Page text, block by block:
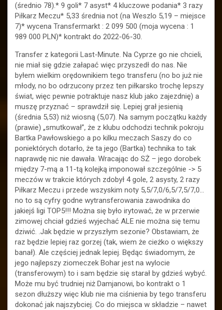
(średnio 78).* 9 goli* 7 asyst* 4 kluczowe podania* 3 razy
Piłkarz Meczu* 5,33 średnia not (na Weszlo 5,19 – miejsce
7)* wycena Transfermarkt : 2 099 500 (moja wycena : 1
989 000 PLN)* kontrakt do 2022-06-30.
Transfer z kategorii Last-Minute. Na Cyprze go nie chcieli,
nie miał się gdzie załapać więc przyszedł do nas. Nie
byłem wielkim orędownikiem tego transferu (no bo już nie
młody, no bo odrzucony przez ten piłkarsko trochę lepszy
świat, więc pewnie potraktuje nasz klub jako zajezdnię) a
muszę przyznać – sprawdził się. Lepiej grał jesienią
(średnia 5,53) niż wiosną (5,07). Na samym początku każdy
(prawie) „smutkował”, że z klubu odchodzi technik pokroju
Bartka Pawłowskiego a po kilku meczach Saszy do co
poniektórych dotarło, że ta jego (Bartka) technika to tak
naprawdę nic nie dawała. Wracając do SŻ – jego dorobek
między 7-mą a 11-tą kolejką imponował szczególnie -> 5
meczów w trakcie których zdobył 4 gole, 2 asysty, 2 razy
Piłkarz Meczu i przede wszyskim noty 5,5/7,0/6,5/7,5/7,0…
no to są cyfry godne wytransferowania zawodnika do
jakiejś ligi TOP5!!! Można się było irytować, że w przerwie
zimowej chciał gdzieś wyjechać ALE nie można się temu
dziwić. .Jak będzie w przyszłym sezonie? Obstawiam, że
raz będzie lepiej raz gorzej (tak, wiem że cieżko o większy
banał). Ale częściej jednak lepiej. Będąc świadomym, że
jego najlepszy ziomeczek Bohar jest na wylocie
(transferowym) to i sam będzie się starał by gdzieś wybyć.
Może mu być trudniej niż Damjanowi, bo kontrakt o 1
sezon dłuższy więc klub nie ma ciśnienia by tego transferu
dokonać jak najszybciej. Co do miejsca w składzie – nawet